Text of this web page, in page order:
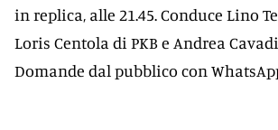
in replica, alle 21.45. Conduce Lino
Loris Centola di PKB e Andrea
Domande dal pubblico con